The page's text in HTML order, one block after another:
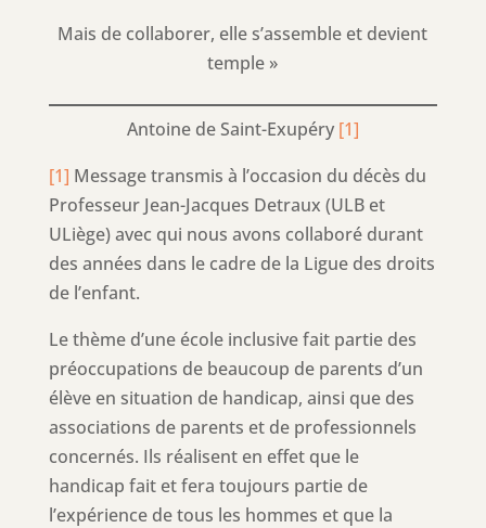
Mais de collaborer, elle s’assemble et devient
temple »
Antoine de Saint-Exupéry [1]
[1] Message transmis à l’occasion du décès du
Professeur Jean-Jacques Detraux (ULB et
ULiège) avec qui nous avons collaboré durant
des années dans le cadre de la Ligue des droits
de l’enfant.
Le thème d’une école inclusive fait partie des
préoccupations de beaucoup de parents d’un
élève en situation de handicap, ainsi que des
associations de parents et de professionnels
concernés. Ils réalisent en effet que le
handicap fait et fera toujours partie de
l’expérience de tous les hommes et que la